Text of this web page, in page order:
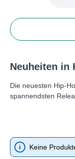
Neuheiten in
Die neuesten Hip-
spannendsten
Keine